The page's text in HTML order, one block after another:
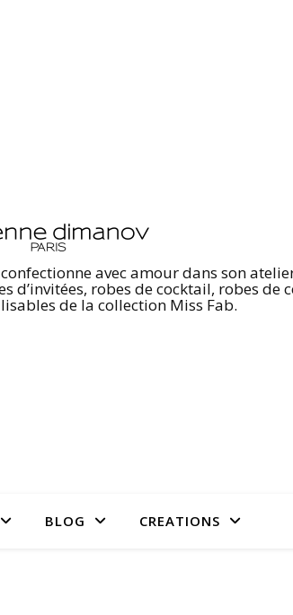
avec amour dans son
robes de cocktail, robes de
de la collection Miss Fab.
BLOG CREATIONS